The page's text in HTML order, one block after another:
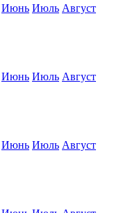
Июнь Июль Август
Июнь Июль Август
Июнь Июль Август